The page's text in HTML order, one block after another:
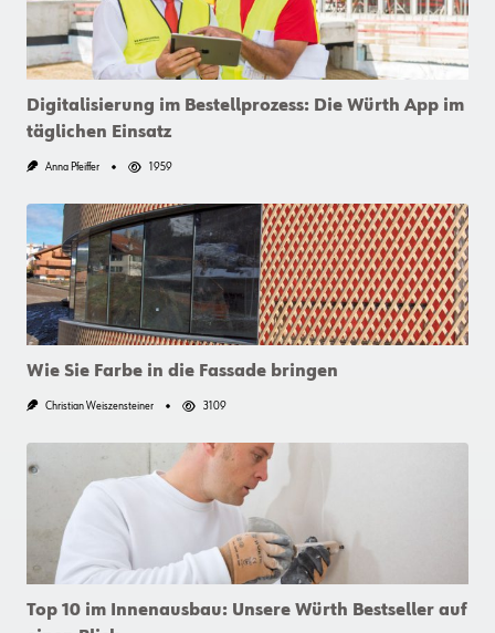
Digitalisierung im Bestellprozess: Die Würth App im
täglichen Einsatz
Anna Pfeiffer 1959
Wie Sie Farbe in die Fassade bringen
Christian Weiszensteiner 3109
Top 10 im Innenausbau: Unsere Würth Bestseller auf